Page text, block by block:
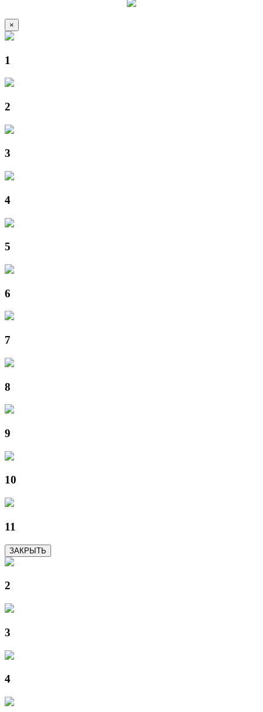
×
1
2
3
4
5
6
7
8
9
10
11
ЗАКРЫТЬ
2
3
4